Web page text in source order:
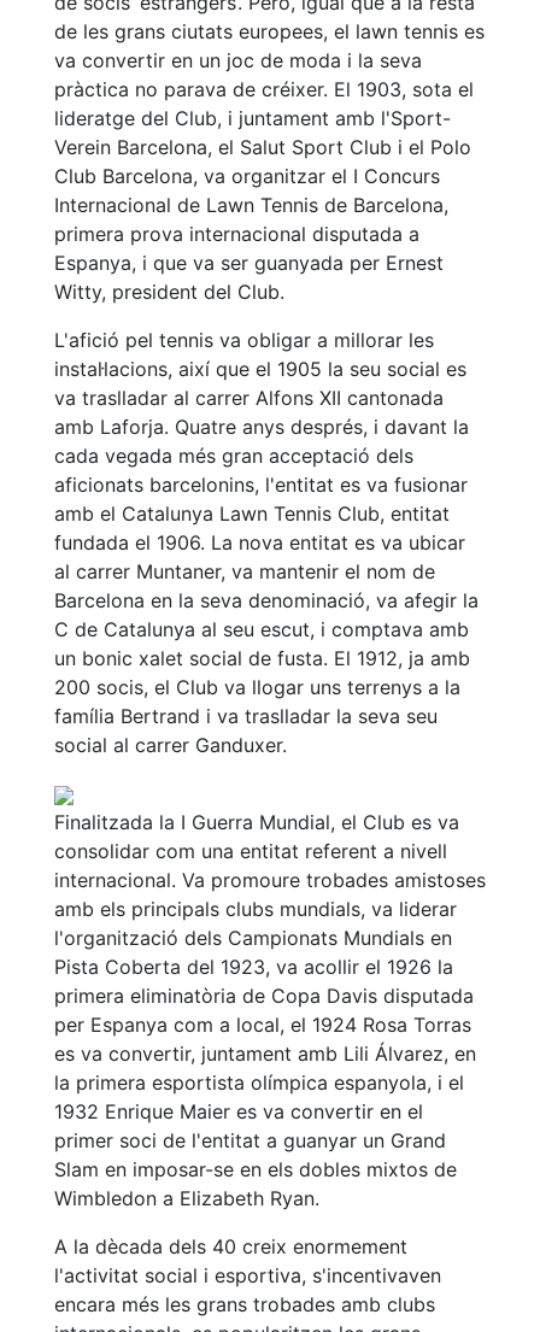
professionals
Competicions
Campionat
Social de
Tennis
Quadres
de Joc
Quadre
d'Honor
Històric
del
Campionat
Social
Fotos
Normativa
Pàdel
Escola de
Pàdel
Campionat
Social Pàdel
Quadres
de joc
Quadre
del
Campionat
Social
Normativa
Altres esports
Àrea social
Activitats
Socials
Sortides
culturals
Conferències
Inspirational
Talks
de les grans ciutats europees, el lawn tennis es
va convertir en un joc de moda i la seva
pràctica no parava de créixer. El 1903, sota el
lideratge del Club, i juntament amb l'Sport-
Verein Barcelona, ​​el Salut Sport Club i el Polo
Club Barcelona, ​​va organitzar el I Concurs
Internacional de Lawn Tennis de Barcelona, ​​
primera prova internacional disputada a
Espanya, i que va ser guanyada per Ernest
Witty, president del Club.
L'afició pel tennis va obligar a millorar les
instal·lacions, així que el 1905 la seu social es
va traslladar al carrer Alfons XII cantonada
amb Laforja. Quatre anys després, i davant la
cada vegada més gran acceptació dels
aficionats barcelonins, l'entitat es va fusionar
amb el Catalunya Lawn Tennis Club, entitat
fundada el 1906. La nova entitat es va ubicar
al carrer Muntaner, va mantenir el nom de
Barcelona en la seva denominació, va afegir la
C de Catalunya al seu escut, i comptava amb
un bonic xalet social de fusta. El 1912, ja amb
200 socis, el Club va llogar uns terrenys a la
família Bertrand i va traslladar la seva seu
social al carrer Ganduxer.
Finalitzada la I Guerra Mundial, el Club es va
consolidar com una entitat referent a nivell
internacional. Va promoure trobades amistoses
amb els principals clubs mundials, va liderar
l'organització dels Campionats Mundials en
Pista Coberta del 1923, va acollir el 1926 la
primera eliminatòria de Copa Davis disputada
per Espanya com a local, el 1924 Rosa Torras
es va convertir, juntament amb Lili Álvarez, en
la primera esportista olímpica espanyola, i el
1932 Enrique Maier es va convertir en el
primer soci de l'entitat a guanyar un Grand
Slam en imposar-se en els dobles mixtos de
Wimbledon a Elizabeth Ryan.
A la dècada dels 40 creix enormement
l'activitat social i esportiva, s'incentivaven
encara més les grans trobades amb clubs